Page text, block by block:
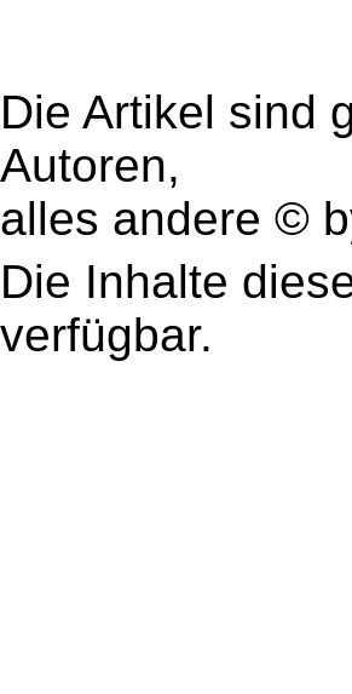
Die Artikel sind
Autoren,
alles andere ©
Die Inhalte
verfügbar.